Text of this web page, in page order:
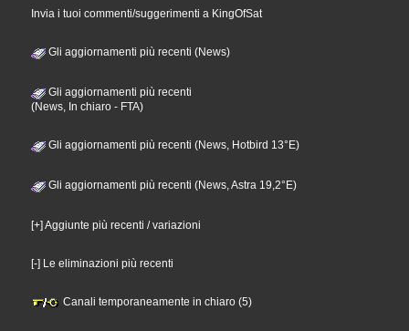
Invia i tuoi commenti/suggerimenti a KingOfSat
Gli aggiornamenti più recenti (News)
Gli aggiornamenti più recenti
(News, In chiaro - FTA)
Gli aggiornamenti più recenti (News, Hotbird 13°E)
Gli aggiornamenti più recenti (News, Astra 19,2°E)
[+] Aggiunte più recenti / variazioni
[-] Le eliminazioni più recenti
Canali temporaneamente in chiaro (5)